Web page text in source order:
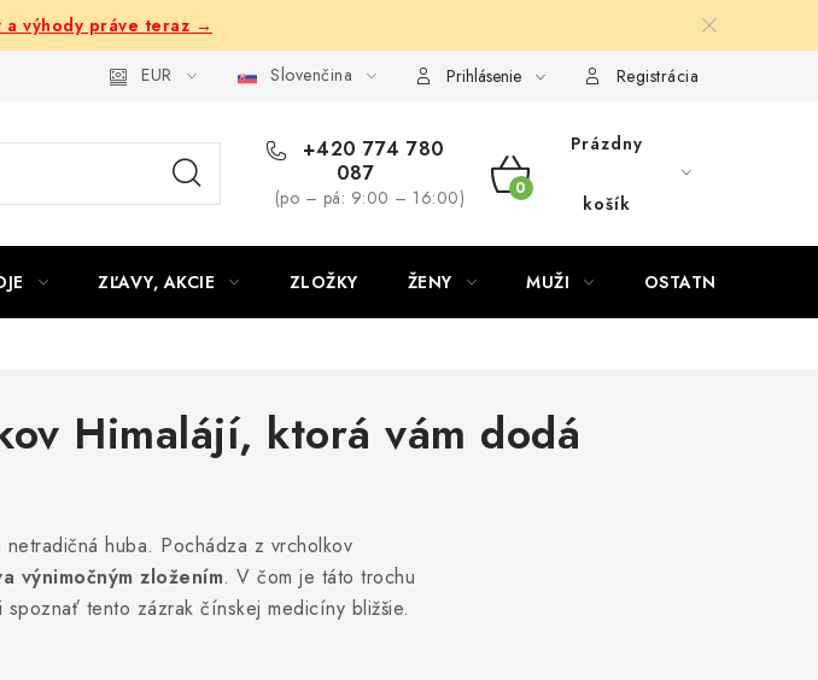
a výhody práve teraz →
EUR Slovenčina Prihlásenie Registrácia
+420 774 780
087
(po – pá: 9:00 – 16:00)
NÁKUPNÝ
Prázdny
košík
ZĽAVY, AKCIE ZLOŽKY ŽENY MUŽI OSTATNÉ
Himalájí, ktorá vám dodá
huba. Pochádza z vrcholkov
výnimočným zložením. V čom je táto trochu
tento zázrak čínskej medicíny bližšie.